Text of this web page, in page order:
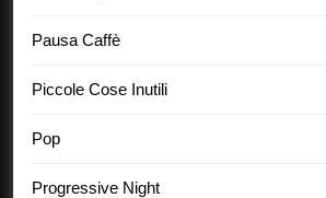
Pausa Caffè
Piccole Cose Inutili
Pop
Progressive Night